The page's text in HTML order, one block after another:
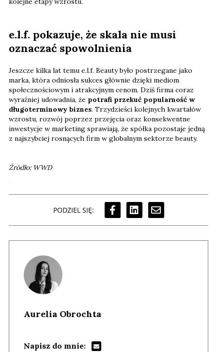
e.l.f. pokazuje, że skala nie musi
oznaczać spowolnienia
Jeszcze kilka lat temu e.l.f. Beauty było postrzegane jako
marka, która odniosła sukces głównie dzięki mediom
społecznościowym i atrakcyjnym cenom. Dziś firma coraz
wyraźniej udowadnia, że potrafi przekuć popularność w
długoterminowy biznes. Trzydzieści kolejnych kwartałów
wzrostu, rozwój poprzez przejęcia oraz konsekwentne
inwestycje w marketing sprawiają, że spółka pozostaje jedną
z najszybciej rosnących firm w globalnym sektorze beauty.
Źródło: WWD
PODZIEL SIĘ:
Aurelia Obrochta
Napisz do mnie: